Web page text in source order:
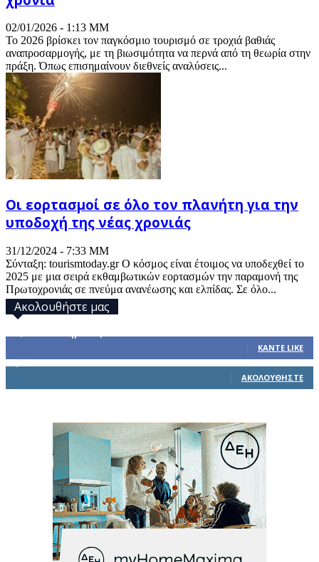
02/01/2026 - 1:13 ΜΜ
Το 2026 βρίσκει τον παγκόσμιο τουρισμό σε τροχιά βαθιάς
αναπροσαρμογής, με τη βιωσιμότητα να περνά από τη θεωρία στην
πράξη. Όπως επισημαίνουν διεθνείς αναλύσεις...
Οι εορτασμοί σε όλο τον πλανήτη για την
υποδοχή της νέας χρονιάς
31/12/2024 - 7:33 ΜΜ
Σύνταξη: tourismtoday.gr Ο κόσμος είναι έτοιμος να υποδεχθεί το
2025 με μια σειρά εκθαμβωτικών εορτασμών την παραμονή της
Πρωτοχρονιάς σε πνεύμα ανανέωσης και ελπίδας. Σε όλο...
Ακολουθήστε μας
ΚΆΝΤΕ LIKE
ΑΚΟΛΟΥΘΉΣΤΕ